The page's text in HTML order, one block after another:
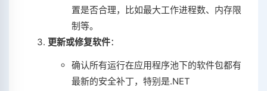
置是否合理，比如最大工作进程数、内存限
制等。
更新或修复软件：
确认所有运行在应用程序池下的软件包都有
最新的安全补丁，特别是.NET